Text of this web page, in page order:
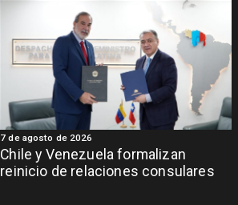
Chile y Venezuela formalizan
reinicio de relaciones consulares
7 de agosto de 2026